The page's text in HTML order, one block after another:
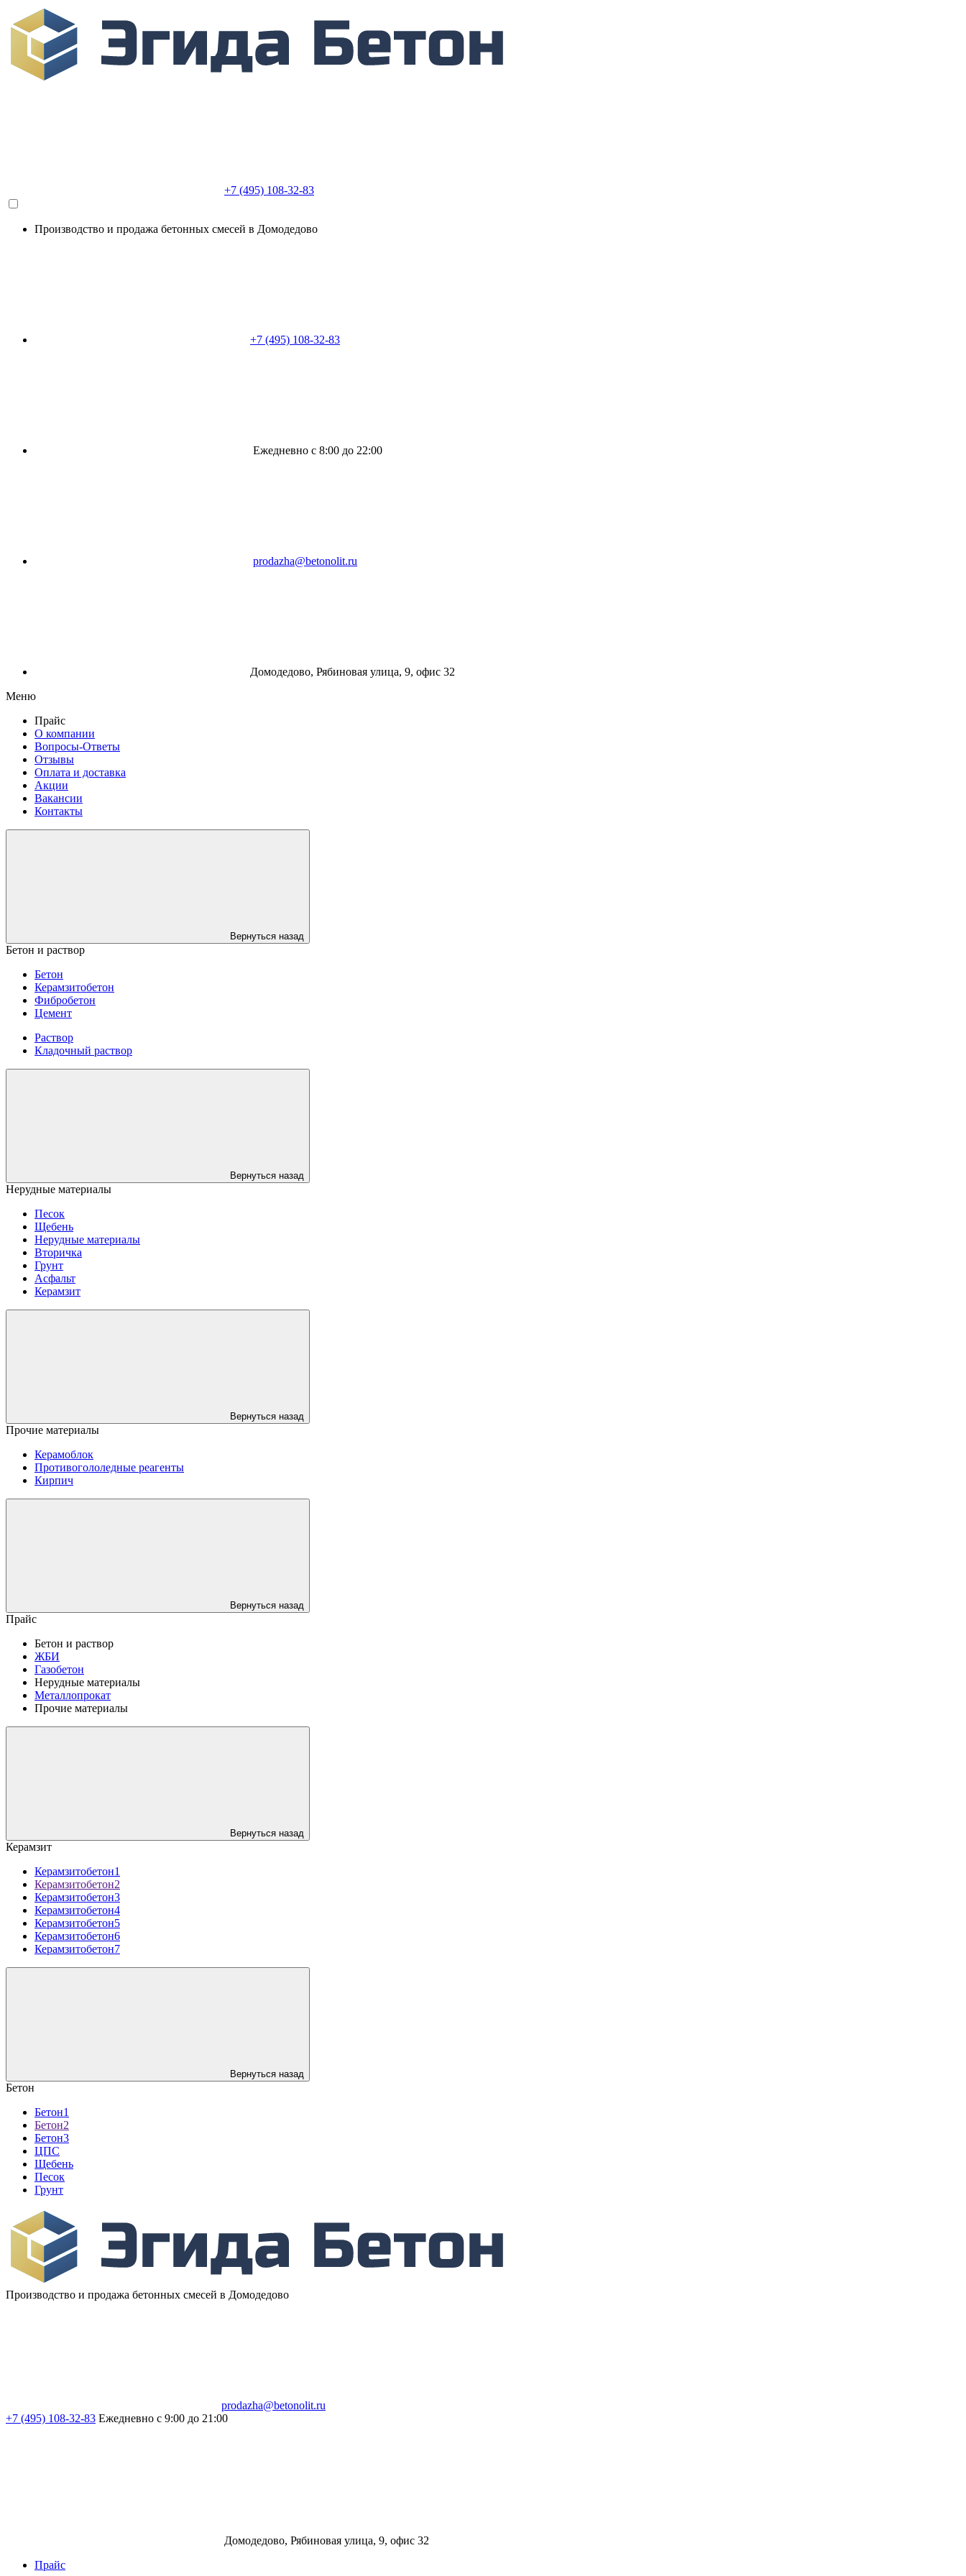
+7 (495) 108-32-83
Производство и продажа бетонных смесей в Домодедово
+7 (495) 108-32-83
Ежедневно с 8:00 до 22:00
prodazha@betonolit.ru
Домодедово, Рябиновая улица, 9, офис 32
Меню
Прайс
О компании
Вопросы-Ответы
Отзывы
Оплата и доставка
Акции
Вакансии
Контакты
Вернуться назад
Бетон и раствор
Бетон
Керамзитобетон
Фибробетон
Цемент
Раствор
Кладочный раствор
Вернуться назад
Нерудные материалы
Песок
Щебень
Нерудные материалы
Вторичка
Грунт
Асфальт
Керамзит
Вернуться назад
Прочие материалы
Керамоблок
Противогололедные реагенты
Кирпич
Вернуться назад
Прайс
Бетон и раствор
ЖБИ
Газобетон
Нерудные материалы
Металлопрокат
Прочие материалы
Вернуться назад
Керамзит
Керамзитобетон1
Керамзитобетон2
Керамзитобетон3
Керамзитобетон4
Керамзитобетон5
Керамзитобетон6
Керамзитобетон7
Вернуться назад
Бетон
Бетон1
Бетон2
Бетон3
ЦПС
Щебень
Песок
Грунт
Производство и продажа бетонных смесей в Домодедово
prodazha@betonolit.ru
+7 (495) 108-32-83 Ежедневно с 9:00 до 21:00
Домодедово, Рябиновая улица, 9, офис 32
Прайс